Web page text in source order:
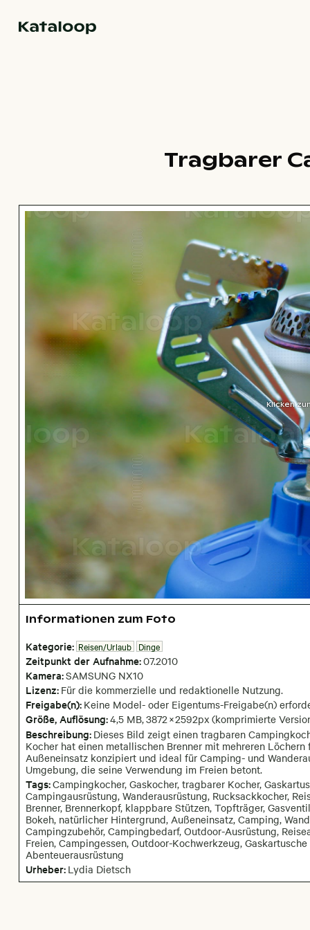
Tragbarer
Klicken
Informationen zum Foto
Kategorie: Reisen/Urlaub Dinge
Zeitpunkt der Aufnahme:07.2010
Kamera:SAMSUNG NX10
Lizenz: Für die kommerzielle und redaktionelle Nutzung.
Freigabe(n): Keine Model- oder Eigentums-Freigabe(n)
Größe, Auflösung:4,5 MB,3872×2592px (komprimierte
Beschreibung: Dieses Bild zeigt einen tragbaren
Kocher hat einen metallischen Brenner mit mehreren
Außeneinsatz konzipiert und ideal für Camping- und
Umgebung, die seine Verwendung im Freien betont.
Tags:Campingkocher, Gaskocher, tragbarer Kocher,
Campingausrüstung, Wanderausrüstung, Rucksackkocher,
Brenner, Brennerkopf, klappbare Stützen, Topfträger,
Bokeh, natürlicher Hintergrund, Außeneinsatz, Camping,
Campingzubehör, Campingbedarf, Outdoor-Ausrüstung,
Freien, Campingessen, Outdoor-Kochwerkzeug,
Abenteuerausrüstung
Urheber: Lydia Dietsch